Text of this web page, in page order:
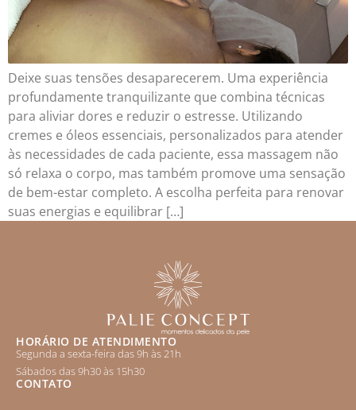
Deixe suas tensões desaparecerem. Uma experiência
profundamente tranquilizante que combina técnicas
para aliviar dores e reduzir o estresse. Utilizando
cremes e óleos essenciais, personalizados para atender
às necessidades de cada paciente, essa massagem não
só relaxa o corpo, mas também promove uma sensação
de bem-estar completo. A escolha perfeita para renovar
suas energias e equilibrar […]
HORÁRIO DE ATENDIMENTO
Segunda a sexta-feira das 9h às 21h
Sábados das 9h30 às 15h30
CONTATO